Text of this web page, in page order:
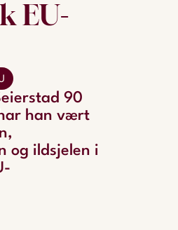
EU-
90
han vært
og ildsjelen i